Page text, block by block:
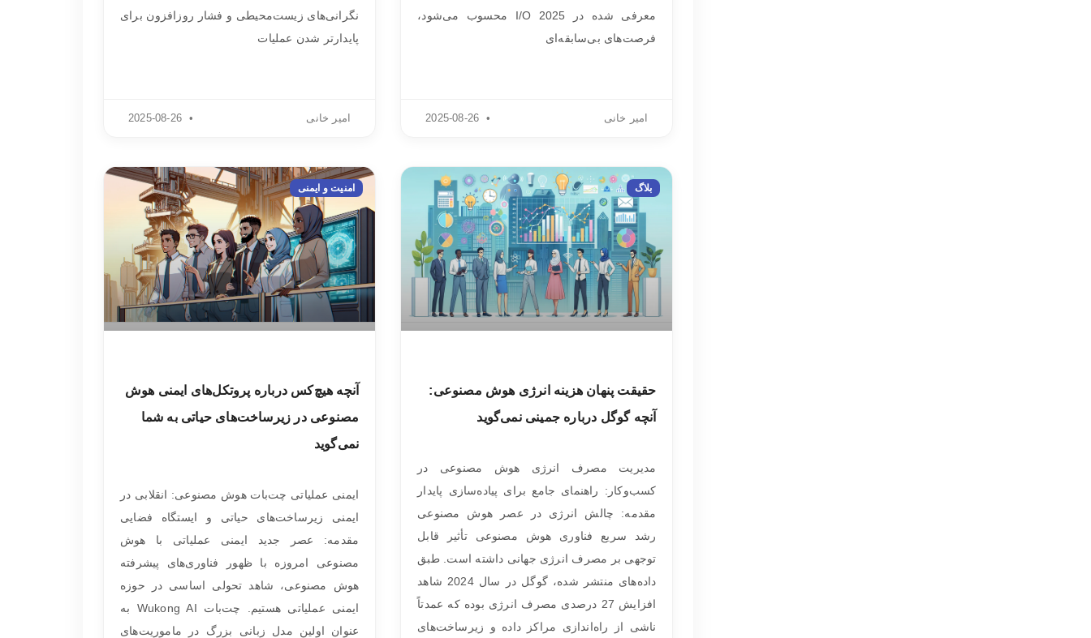
معرفی شده در I/O 2025 محسوب می‌شود،
فرصت‌های بی‌سابقه‌ای
امیر خانی
نگرانی‌های زیست‌محیطی و فشار روزافزون برای
پایدارتر شدن عملیات
امیر خانی
بلاگ
حقیقت پنهان هزینه انرژی هوش مصنوعی:
آنچه گوگل درباره جمینی نمی‌گوید
مدیریت مصرف انرژی هوش مصنوعی در
کسب‌وکار: راهنمای جامع برای پیاده‌سازی پایدار
مقدمه: چالش انرژی در عصر هوش مصنوعی
رشد سریع فناوری هوش مصنوعی تأثیر قابل
توجهی بر مصرف انرژی جهانی داشته است. طبق
داده‌های منتشر شده، گوگل در سال 2024 شاهد
افزایش 27 درصدی مصرف انرژی بوده که عمدتاً
ناشی از راه‌اندازی مراکز داده و زیرساخت‌های
امنیت و ایمنی
آنچه هیچ‌کس درباره پروتکل‌های ایمنی هوش
مصنوعی در زیرساخت‌های حیاتی به شما
نمی‌گوید
ایمنی عملیاتی چت‌بات هوش مصنوعی: انقلابی در
ایمنی زیرساخت‌های حیاتی و ایستگاه فضایی
مقدمه: عصر جدید ایمنی عملیاتی با هوش
مصنوعی امروزه با ظهور فناوری‌های پیشرفته
هوش مصنوعی، شاهد تحولی اساسی در حوزه
ایمنی عملیاتی هستیم. چت‌بات Wukong AI به
عنوان اولین مدل زبانی بزرگ در ماموریت‌های